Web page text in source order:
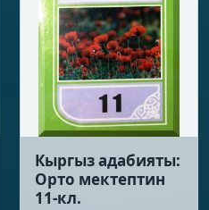
Кыргыз адабияты:
Орто мектептин
11-кл.